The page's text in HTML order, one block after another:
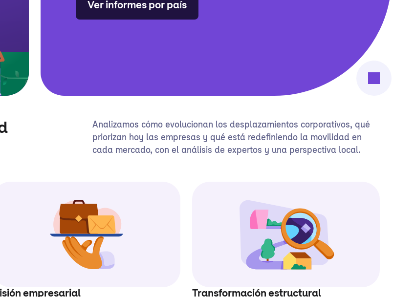
Ver informes por país
Analizamos cómo evolucionan los desplazamientos corporativos, qué
priorizan hoy las empresas y qué está redefiniendo la movilidad en
cada mercado, con el análisis de expertos y una perspectiva local.
empresarial Transformación estructural